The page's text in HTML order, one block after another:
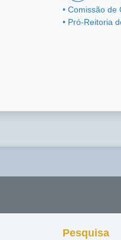
• Comissão de
• Pró-Reitoria
Pesquisa